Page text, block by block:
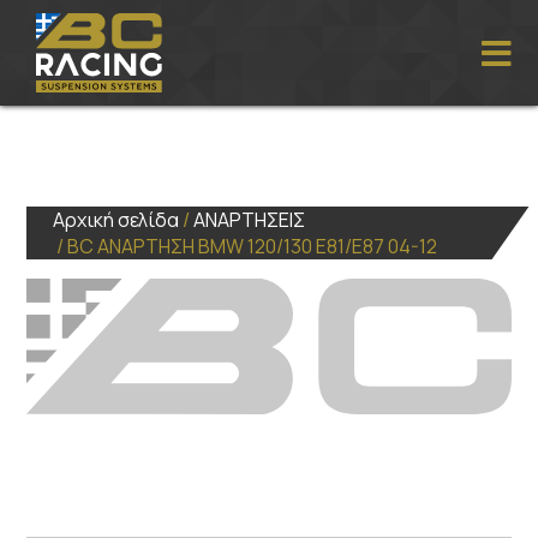
Αρχική σελίδα /ΑΝΑΡΤΗΣΕΙΣ
/ BC ΑΝΑΡΤΗΣΗ BMW 120/130 E81/E87 04-12